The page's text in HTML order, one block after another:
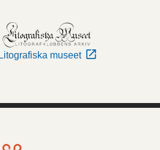
Litografiska museet